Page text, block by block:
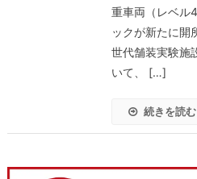
重車両（レベル
ックが新たに開
世代舗装実験施
いて、 […]
続きを読む